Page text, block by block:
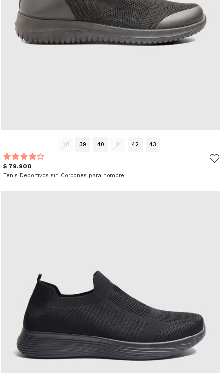
38 39 40 41 42 43
$ 79.900
Tenis Deportivos sin Cordones para hombre